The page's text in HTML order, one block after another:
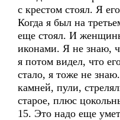
с крестом стоял. Я
Когда я был на
еще стоял. И
иконами. Я не знаю,
я потом видел, что
стало, я тоже не
камней, пули,
старое, плюс
15. Это надо еще